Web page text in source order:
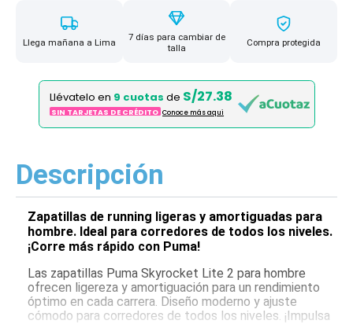
Llega mañana a Lima
7 días para cambiar de
talla
Compra protegida
Llévatelo en 9 cuotas de S/27.38
SIN TARJETAS DE CRÉDITO Conoce más aqui
Descripción
Zapatillas de running ligeras y amortiguadas para
hombre. Ideal para corredores de todos los niveles.
¡Corre más rápido con Puma!
Las zapatillas Puma Skyrocket Lite 2 para hombre
ofrecen ligereza y amortiguación para un rendimiento
óptimo en cada carrera. Diseño moderno y ajuste
cómodo para corredores de todos los niveles. ¡Impulsa